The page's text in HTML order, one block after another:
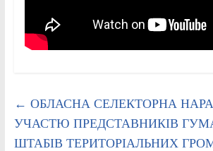
← ОБЛАСНА СЕЛЕКТОРНА
УЧАСТЮ ПРЕДСТАВНИКІВ
ШТАБІВ ТЕРИТОРІАЛЬНИХ